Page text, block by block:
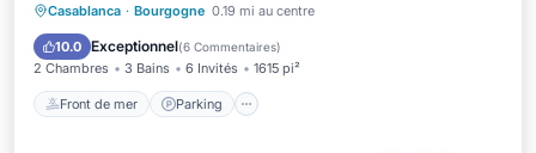
Casablanca · Bourgogne 0.19 mi au centre
10.0 Exceptionnel(6 Commentaires)
2 Chambres 3 Bains 6 Invités 1615 pi²
Front de mer Parking
Front de mer
Parking
Vue sur l’océan
Balcon/Terrasse